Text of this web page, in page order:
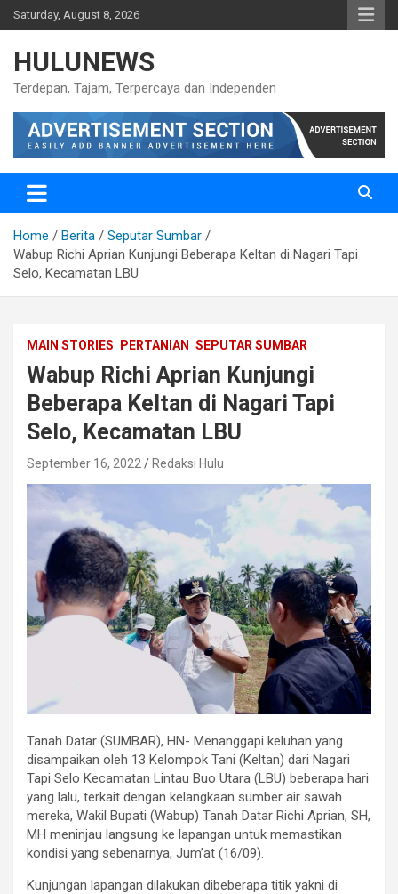
Skip
to
Saturday, August 8, 2026
HULUNEWS
Terdepan, Tajam, Terpercaya dan Independen
Home Berita
Seputar Sumbar
Wabup Richi Aprian Kunjungi Beberapa Keltan di Nagari Tapi
Selo, Kecamatan LBU
MAIN STORIES PERTANIAN SEPUTAR SUMBAR
Wabup Richi Aprian Kunjungi
Beberapa Keltan di Nagari Tapi
Selo, Kecamatan LBU
September 16, 2022 Redaksi Hulu
Tanah Datar (SUMBAR), HN- Menanggapi keluhan yang
disampaikan oleh 13 Kelompok Tani (Keltan) dari Nagari
Tapi Selo Kecamatan Lintau Buo Utara (LBU) beberapa hari
yang lalu, terkait dengan kelangkaan sumber air sawah
mereka, Wakil Bupati (Wabup) Tanah Datar Richi Aprian, SH,
MH meninjau langsung ke lapangan untuk memastikan
kondisi yang sebenarnya, Jum’at (16/09).
Kunjungan lapangan dilakukan dibeberapa titik yakni di